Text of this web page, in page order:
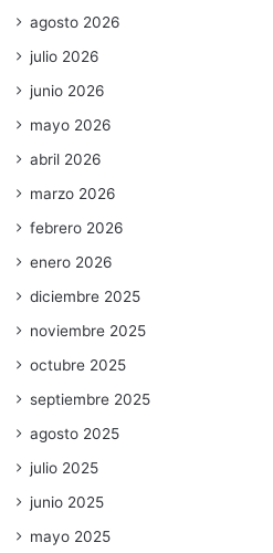
agosto 2026
julio 2026
junio 2026
mayo 2026
abril 2026
marzo 2026
febrero 2026
enero 2026
diciembre 2025
noviembre 2025
octubre 2025
septiembre 2025
agosto 2025
julio 2025
junio 2025
mayo 2025